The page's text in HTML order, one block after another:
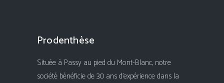
Prodenthèse
Située à Passy au pied du Mont-Blanc, notre
société bénéficie de 30 ans d'expérience dans la